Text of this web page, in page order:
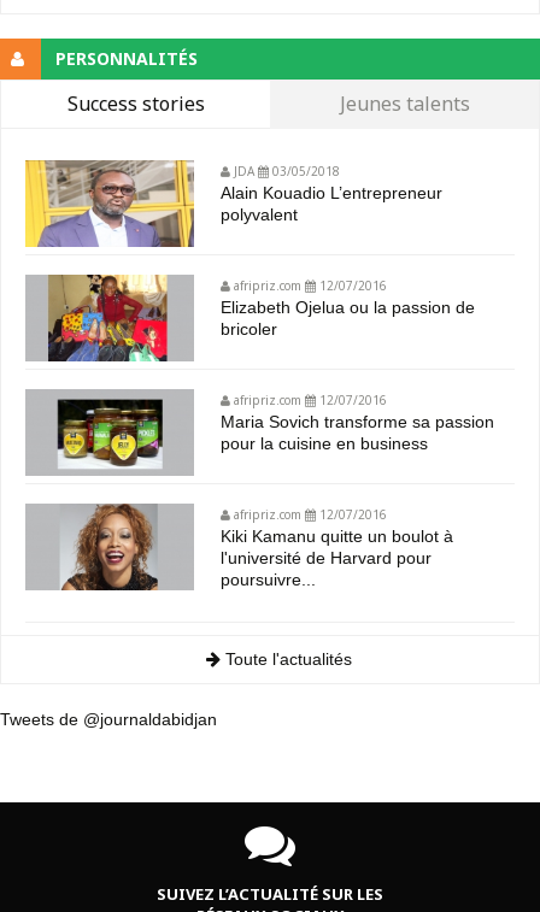
PERSONNALITÉS
Success stories Jeunes talents
JDA 03/05/2018
Alain Kouadio L’entrepreneur
polyvalent
afripriz.com 12/07/2016
Elizabeth Ojelua ou la passion de
bricoler
afripriz.com 12/07/2016
Maria Sovich transforme sa passion
pour la cuisine en business
afripriz.com 12/07/2016
Kiki Kamanu quitte un boulot à
l'université de Harvard pour
poursuivre...
Toute l'actualités
Tweets de @journaldabidjan
SUIVEZ L’ACTUALITÉ SUR LES